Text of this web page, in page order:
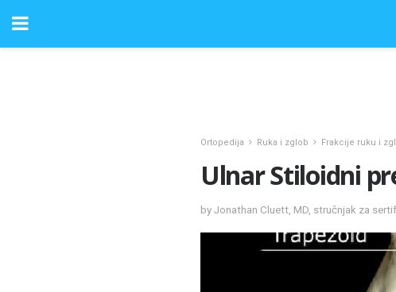
Ortopedija Ruka i zglob Frakcije ruku i
Ulnar Stiloidni
by Jonathan Cluett, MD, stručnjak za